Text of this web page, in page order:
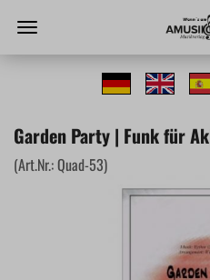
Garden Party | Funk für
(Art.Nr.:Quad-53)